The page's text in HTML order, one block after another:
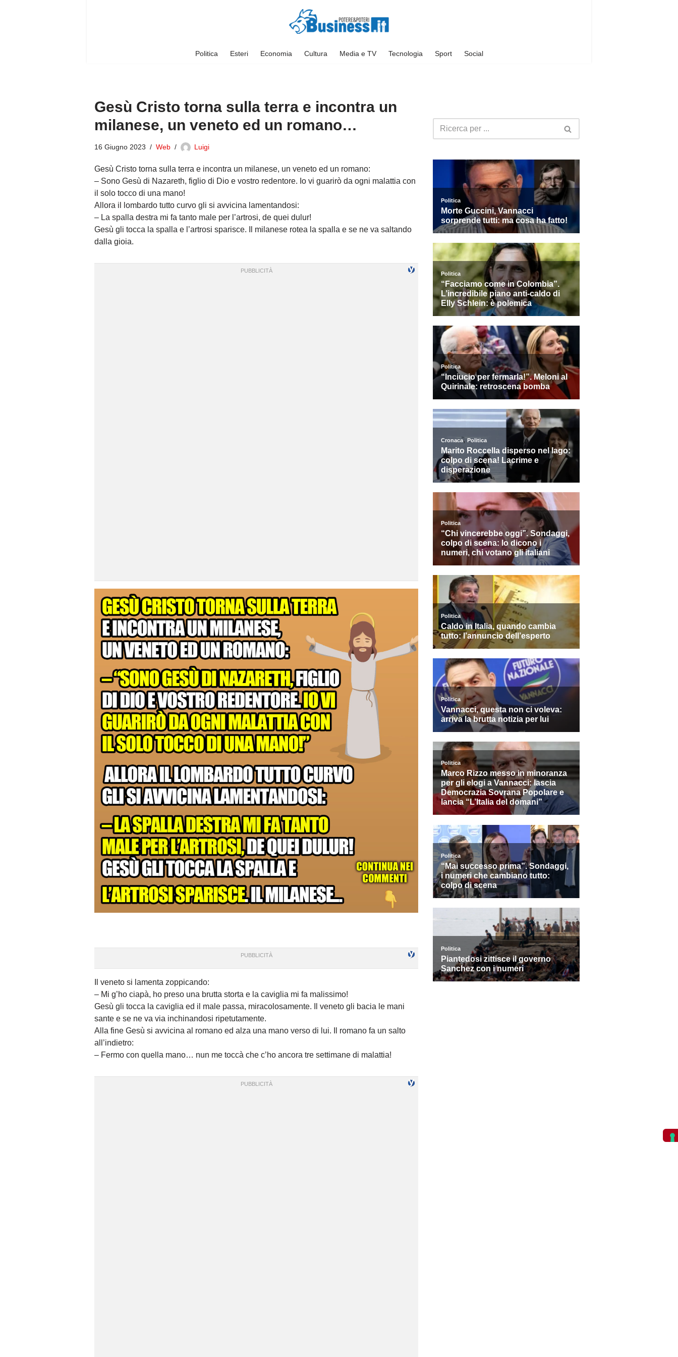
Politica Esteri Economia Cultura Media e TV Tecnologia Sport Social
Gesù Cristo torna sulla terra e incontra un
milanese, un veneto ed un romano…
16 Giugno 2023 Web Luigi
Gesù Cristo torna sulla terra e incontra un milanese, un veneto ed un romano:
– Sono Gesù di Nazareth, figlio di Dio e vostro redentore. Io vi guarirò da ogni malattia con
il solo tocco di una mano!
Allora il lombardo tutto curvo gli si avvicina lamentandosi:
– La spalla destra mi fa tanto male per l’artrosi, de quei dulur!
Gesù gli tocca la spalla e l’artrosi sparisce. Il milanese rotea la spalla e se ne va saltando
dalla gioia.
Il veneto si lamenta zoppicando:
– Mi g’ho ciapà, ho preso una brutta storta e la caviglia mi fa malissimo!
Gesù gli tocca la caviglia ed il male passa, miracolosamente. Il veneto gli bacia le mani
sante e se ne va via inchinandosi ripetutamente.
Alla fine Gesù si avvicina al romano ed alza una mano verso di lui. Il romano fa un salto
all’indietro:
– Fermo con quella mano… nun me toccà che c’ho ancora tre settimane di malattia!